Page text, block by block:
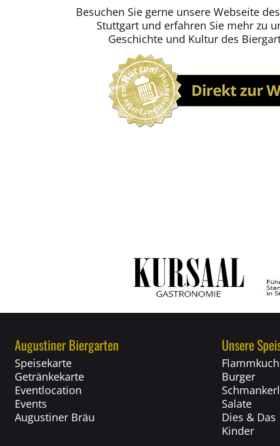
Besuchen Sie gerne unsere Webseite
Stuttgart und erfahren Sie mehr zu
Geschichte und Kultur des
Augustiner Biergarten
Speisekarte
Getränkekarte
Eventlocation
Events
Augustiner Bräu
Unsere
Burger
Schmankerl
Salate
Dies & Das
Kinder